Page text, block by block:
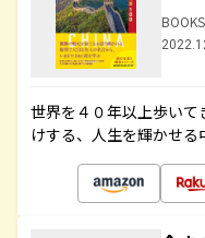
世界を４０年以上歩い
けする、人生を輝かせ